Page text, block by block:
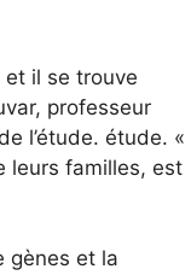
et il se trouve
professeur
l’étude. étude. «
leurs familles, est
gènes et la